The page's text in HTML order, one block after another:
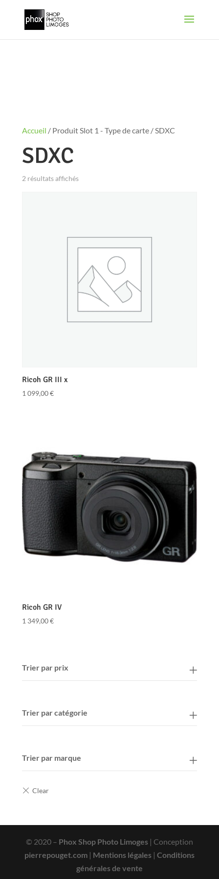
Accueil / Produit Slot 1 - Type de carte / SDXC
SDXC
2 résultats affichés
Ricoh GR III x
1 099,00€
Ricoh GR IV
1 349,00€
Trier par prix
Trier par catégorie
Trier par marque
© 2020 – Phox Shop Photo Limoges| Conception
pierrepouget.com| Mentions légales| Conditions
générales de vente